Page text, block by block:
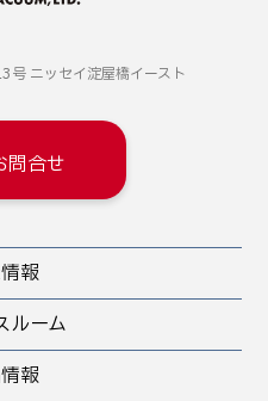
号 ニッセイ淀屋橋イースト
問合せ
報
ルーム
報